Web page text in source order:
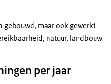
gebouwd, maar ook gewerkt
natuur, landbouw
per jaar